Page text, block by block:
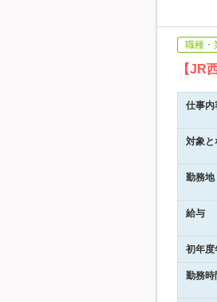
職種・
【JR
仕事内
対象と
勤務地
給与
初年度
勤務時